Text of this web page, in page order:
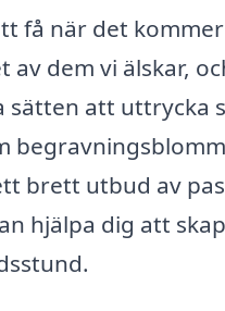
få när det
av dem vi älskar,
sätten att uttrycka
brett utbud av
hjälpa dig att